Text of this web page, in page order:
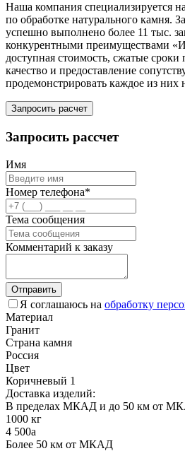
Наша компания специализируется
по обработке натурального камня.
успешно выполнено более 11 тыс.
конкурентными преимуществами
доступная стоимость, сжатые сроки
качество и предоставление
продемонстрировать каждое из них
Запросить расчет
Запросить рассчет
Имя
Номер телефона*
Тема сообщения
Комментарий к заказу
Отправить
Я соглашаюсь на обработку
Материал
Гранит
Страна камня
Россия
Цвет
Коричневый 1
Доставка изделий:
В пределах МКАД и до 50 км от
1000 кг
4 500a
Более 50 км от МКАД